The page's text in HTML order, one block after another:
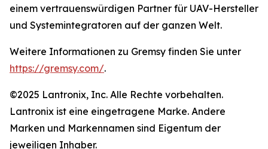
einem vertrauenswürdigen Partner für UAV-Hersteller
und Systemintegratoren auf der ganzen Welt.
Weitere Informationen zu Gremsy finden Sie unter
https://gremsy.com/.
©2025 Lantronix, Inc. Alle Rechte vorbehalten.
Lantronix ist eine eingetragene Marke. Andere
Marken und Markennamen sind Eigentum der
jeweiligen Inhaber.